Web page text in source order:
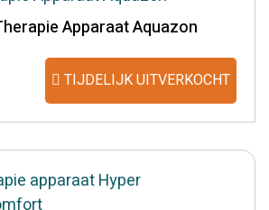
Apparaat Aquazon
TIJDELIJK UITVERKOCHT